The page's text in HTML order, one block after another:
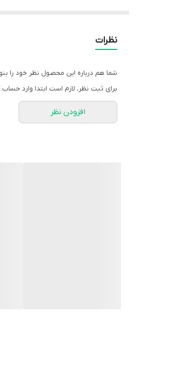
• برای تسکین دردهای بعد پس از عمل
• در صورتی که این محصول توسط افراد
• این محصول را با آب سرد شسته و از
نظرات
شما هم درباره این محصول نظر خود را
برای ثبت نظر، لازم است ابتدا وارد
افزودن نظر